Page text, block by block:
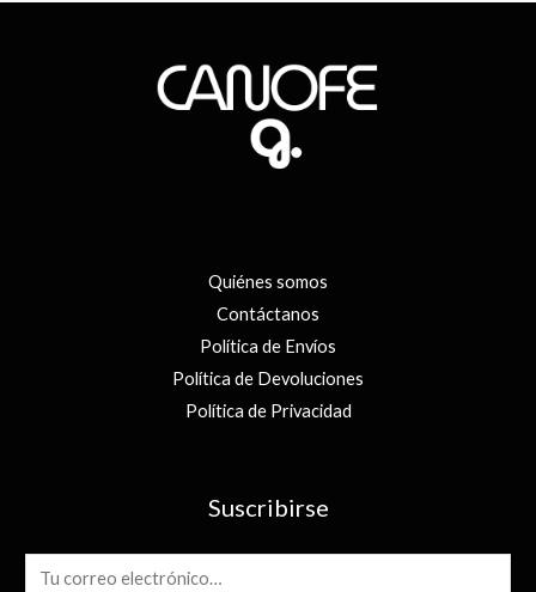
Quiénes somos
Contáctanos
Política de Envíos
Política de Devoluciones
Política de Privacidad
Suscribirse